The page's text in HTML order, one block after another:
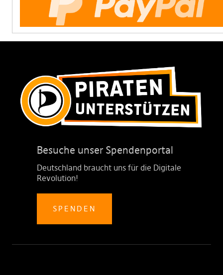
Besuche unser Spendenportal
Deutschland braucht uns für die Digitale
Revolution!
SPENDEN